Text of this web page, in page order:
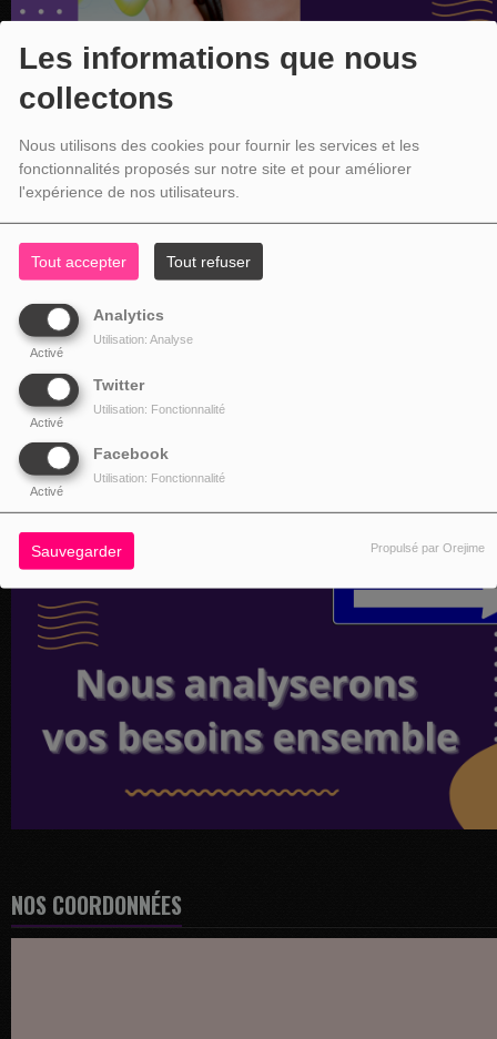
Les informations que nous
collectons
Nous utilisons des cookies pour fournir les services et les
fonctionnalités proposés sur notre site et pour améliorer
l'expérience de nos utilisateurs.
Tout accepter Tout refuser
Analytics
Activé
Utilisation: Analyse
Twitter
Activé
Utilisation: Fonctionnalité
Facebook
Activé
Utilisation: Fonctionnalité
Sauvegarder Propulsé par Orejime
NOS COORDONNÉES